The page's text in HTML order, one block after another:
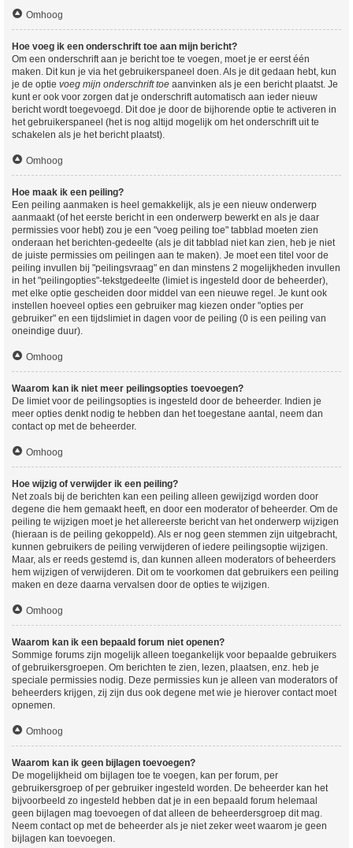
Omhoog
Hoe voeg ik een onderschrift toe aan mijn bericht?
Om een onderschrift aan je bericht toe te voegen, moet je er eerst één
maken. Dit kun je via het gebruikerspaneel doen. Als je dit gedaan hebt, kun
je de optie voeg mijn onderschrift toe aanvinken als je een bericht plaatst. Je
kunt er ook voor zorgen dat je onderschrift automatisch aan ieder nieuw
bericht wordt toegevoegd. Dit doe je door de bijhorende optie te activeren in
het gebruikerspaneel (het is nog altijd mogelijk om het onderschrift uit te
schakelen als je het bericht plaatst).
Omhoog
Hoe maak ik een peiling?
Een peiling aanmaken is heel gemakkelijk, als je een nieuw onderwerp
aanmaakt (of het eerste bericht in een onderwerp bewerkt en als je daar
permissies voor hebt) zou je een "voeg peiling toe" tabblad moeten zien
onderaan het berichten-gedeelte (als je dit tabblad niet kan zien, heb je niet
de juiste permissies om peilingen aan te maken). Je moet een titel voor de
peiling invullen bij "peilingsvraag" en dan minstens 2 mogelijkheden invullen
in het "peilingopties"-tekstgedeelte (limiet is ingesteld door de beheerder),
met elke optie gescheiden door middel van een nieuwe regel. Je kunt ook
instellen hoeveel opties een gebruiker mag kiezen onder "opties per
gebruiker" en een tijdslimiet in dagen voor de peiling (0 is een peiling van
oneindige duur).
Omhoog
Waarom kan ik niet meer peilingsopties toevoegen?
De limiet voor de peilingsopties is ingesteld door de beheerder. Indien je
meer opties denkt nodig te hebben dan het toegestane aantal, neem dan
contact op met de beheerder.
Omhoog
Hoe wijzig of verwijder ik een peiling?
Net zoals bij de berichten kan een peiling alleen gewijzigd worden door
degene die hem gemaakt heeft, en door een moderator of beheerder. Om de
peiling te wijzigen moet je het allereerste bericht van het onderwerp wijzigen
(hieraan is de peiling gekoppeld). Als er nog geen stemmen zijn uitgebracht,
kunnen gebruikers de peiling verwijderen of iedere peilingsoptie wijzigen.
Maar, als er reeds gestemd is, dan kunnen alleen moderators of beheerders
hem wijzigen of verwijderen. Dit om te voorkomen dat gebruikers een peiling
maken en deze daarna vervalsen door de opties te wijzigen.
Omhoog
Waarom kan ik een bepaald forum niet openen?
Sommige forums zijn mogelijk alleen toegankelijk voor bepaalde gebruikers
of gebruikersgroepen. Om berichten te zien, lezen, plaatsen, enz. heb je
speciale permissies nodig. Deze permissies kun je alleen van moderators of
beheerders krijgen, zij zijn dus ook degene met wie je hierover contact moet
opnemen.
Omhoog
Waarom kan ik geen bijlagen toevoegen?
De mogelijkheid om bijlagen toe te voegen, kan per forum, per
gebruikersgroep of per gebruiker ingesteld worden. De beheerder kan het
bijvoorbeeld zo ingesteld hebben dat je in een bepaald forum helemaal
geen bijlagen mag toevoegen of dat alleen de beheerdersgroep dit mag.
Neem contact op met de beheerder als je niet zeker weet waarom je geen
bijlagen kan toevoegen.